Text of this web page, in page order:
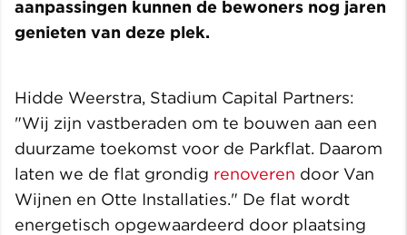
aanpassingen kunnen de bewoners nog jaren
genieten van deze plek.
Hidde Weerstra, Stadium Capital Partners:
"Wij zijn vastberaden om te bouwen aan een
duurzame toekomst voor de Parkflat. Daarom
laten we de flat grondig renoveren door Van
Wijnen en Otte Installaties." De flat wordt
energetisch opgewaardeerd door plaatsing